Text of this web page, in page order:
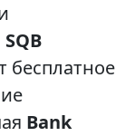
SQB
бесплатное
Bank